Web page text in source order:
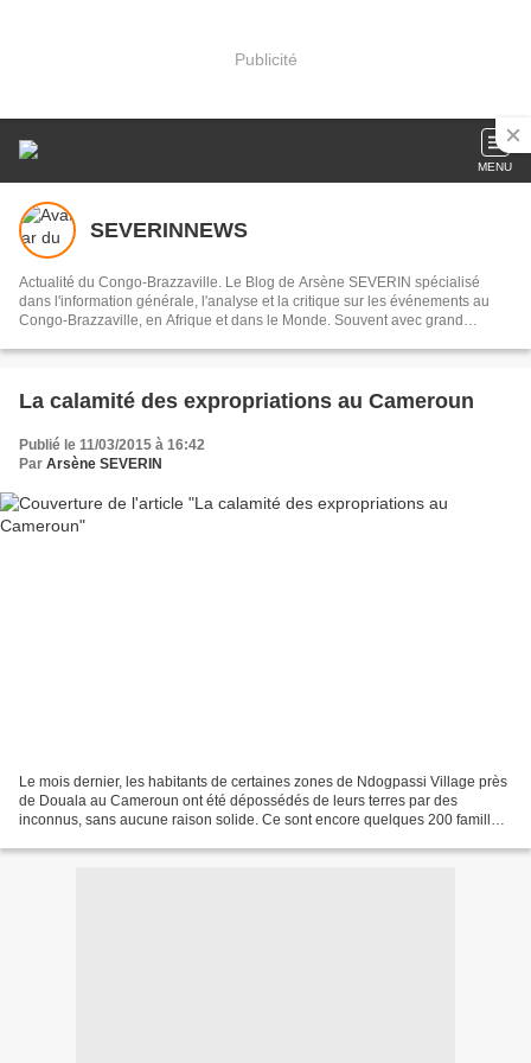
Publicité
MENU
SEVERINNEWS
Actualité du Congo-Brazzaville. Le Blog de Arsène SEVERIN spécialisé
dans l'information générale, l'analyse et la critique sur les événements au
Congo-Brazzaville, en Afrique et dans le Monde. Souvent avec grand
La calamité des expropriations au Cameroun
Publié le 11/03/2015 à 16:42
Par Arsène SEVERIN
Le mois dernier, les habitants de certaines zones de Ndogpassi Village près
de Douala au Cameroun ont été dépossédés de leurs terres par des
inconnus, sans aucune raison solide. Ce sont encore quelques 200 familles